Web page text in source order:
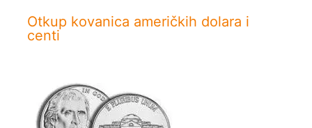
Otkup kovanica američkih dolara i
centi